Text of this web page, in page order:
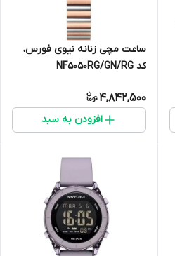
ساعت مچی زنانه نیوی فورس،
کد NF5050RG/GN/RG
4,842,500
افزودن به سبد